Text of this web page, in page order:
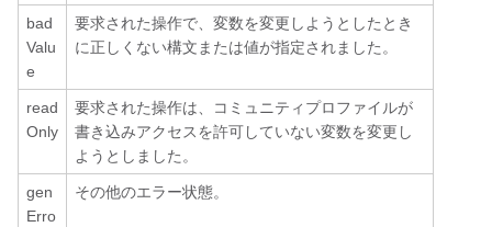
bad
Valu
e
要求された操作で、変数を変更しようとしたとき
に正しくない構文または値が指定されました。
read
Only
要求された操作は、コミュニティプロファイルが
書き込みアクセスを許可していない変数を変更し
ようとしました。
gen
Erro
その他のエラー状態。